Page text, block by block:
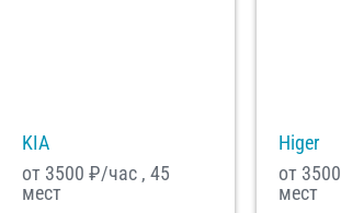
KIA
от 3500 ₽/час , 45
мест
Higer
от 3500
мест